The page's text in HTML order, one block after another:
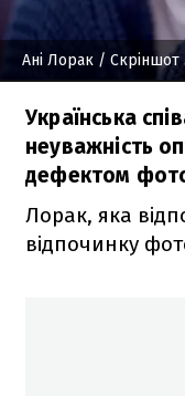
Ані Лорак / Скріншот
Українська
неуважність
дефектом
Лорак, яка
відпочинку